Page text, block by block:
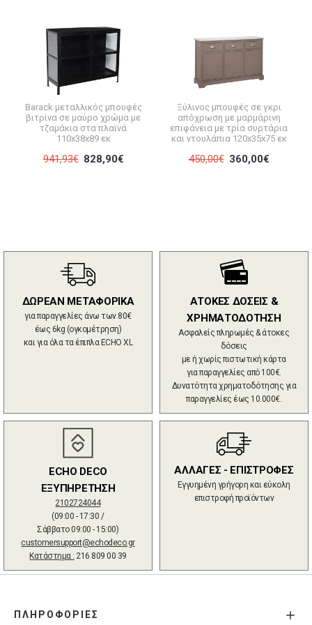
Barack μεταλλικός μπουφές
βιτρίνα σε μαύρο χρώμα με
τζαμάκια στα πλαϊνά
110x38x89 εκ
941,93€ 828,90€
Ξύλινος μπουφές σε γκρι
απόχρωση με μαρμάρινη
επιφάνεια με τρία συρτάρια
και ντουλάπια 120x35x75 εκ
450,00€ 360,00€
ΔΩΡΕΑΝ ΜΕΤΑΦΟΡΙΚΑ
για παραγγελίες άνω των 80€
έως 6kg (ογκομέτρηση)
και για όλα τα έπιπλα ECHO XL
ΑΤΟΚΕΣ ΔΟΣΕΙΣ &
ΧΡΗΜΑΤΟΔΟΤΗΣΗ
Ασφαλείς πληρωμές & άτοκες
δόσεις
με ή χωρίς πιστωτική κάρτα
για παραγγελίες από 100€.
Δυνατότητα χρηματοδότησης για
παραγγελίες έως 10.000€.
ECHO DECO
ΕΞΥΠΗΡΕΤΗΣΗ
2102724044
(09:00 - 17:30 /
Σάββατο 09:00 - 15:00)
customersupport@echodeco.gr
Κατάστημα : 216 809 00 39
ΑΛΛΑΓΕΣ - ΕΠΙΣΤΡΟΦΕΣ
Εγγυημένη γρήγορη και εύκολη
επιστροφή προϊόντων
ΠΛΗΡΟΦΟΡΙΕΣ